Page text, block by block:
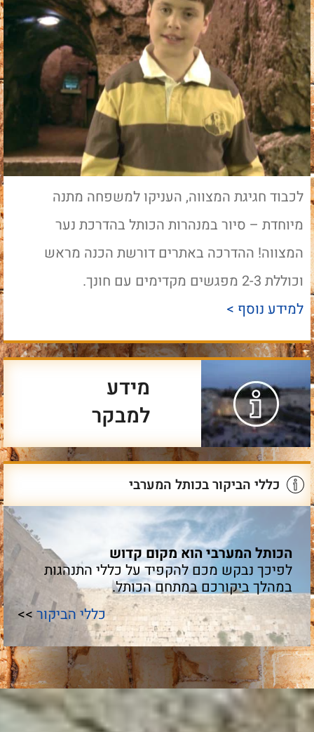
לכבוד חגיגת המצווה, העניקו למשפחה מתנה
מיוחדת – סיור במנהרות הכותל בהדרכת נער
המצווה! ההדרכה באתרים דורשת הכנה מראש
וכוללת 2-3 מפגשים מקדימים עם חונך.
למידע נוסף >
מידע
למבקר
כללי הביקור בכותל המערבי
הכותל המערבי הוא מקום קדוש
לפיכך נבקש מכם להקפיד על כללי התנהגות
במהלך ביקורכם במתחם הכותל.
כללי הביקור >>